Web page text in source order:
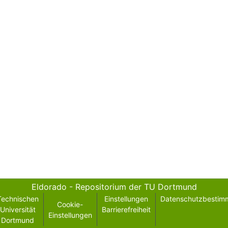
Eldorado - Repositorium der TU Dortmund
Universität
Dortmund
Cookie-
Einstellungen
Einstellungen
Barrierefreiheit